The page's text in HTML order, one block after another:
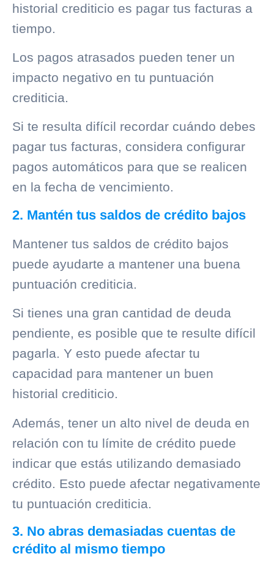
historial crediticio es pagar tus facturas a
tiempo.
Los pagos atrasados pueden tener un
impacto negativo en tu puntuación
crediticia.
Si te resulta difícil recordar cuándo debes
pagar tus facturas, considera configurar
pagos automáticos para que se realicen
en la fecha de vencimiento.
2. Mantén tus saldos de crédito bajos
Mantener tus saldos de crédito bajos
puede ayudarte a mantener una buena
puntuación crediticia.
Si tienes una gran cantidad de deuda
pendiente, es posible que te resulte difícil
pagarla. Y esto puede afectar tu
capacidad para mantener un buen
historial crediticio.
Además, tener un alto nivel de deuda en
relación con tu límite de crédito puede
indicar que estás utilizando demasiado
crédito. Esto puede afectar negativamente
tu puntuación crediticia.
3. No abras demasiadas cuentas de
crédito al mismo tiempo